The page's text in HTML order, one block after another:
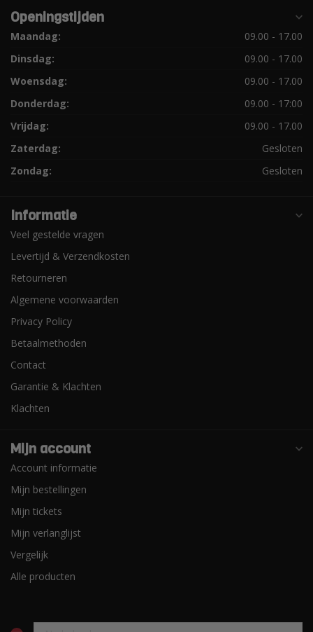
Openingstijden
Maandag:
09.00 - 17.00
Dinsdag:
09.00 - 17.00
Woensdag:
09.00 - 17.00
Donderdag:
09.00 - 17:00
Vrijdag:
09.00 - 17.00
Zaterdag:
Gesloten
Zondag:
Gesloten
Informatie
Veel gestelde vragen
Levertijd & Verzendkosten
Retourneren
Algemene voorwaarden
Privacy Policy
Betaalmethoden
Contact
Garantie & Klachten
Klachten
Mijn account
Account informatie
Mijn bestellingen
Mijn tickets
Mijn verlanglijst
Vergelijk
Alle producten